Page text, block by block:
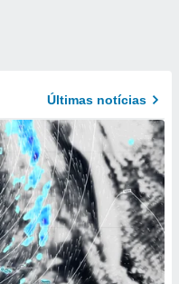
Últimas notícias